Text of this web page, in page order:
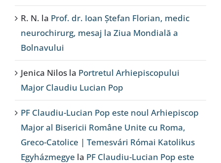
R. N. la Prof. dr. Ioan Ștefan Florian, medic
neurochirurg, mesaj la Ziua Mondială a
Bolnavului
Jenica Nilos la Portretul Arhiepiscopului
Major Claudiu Lucian Pop
PF Claudiu-Lucian Pop este noul Arhiepiscop
Major al Bisericii Române Unite cu Roma,
Greco-Catolice | Temesvári Római Katolikus
Egyházmegye la PF Claudiu-Lucian Pop este